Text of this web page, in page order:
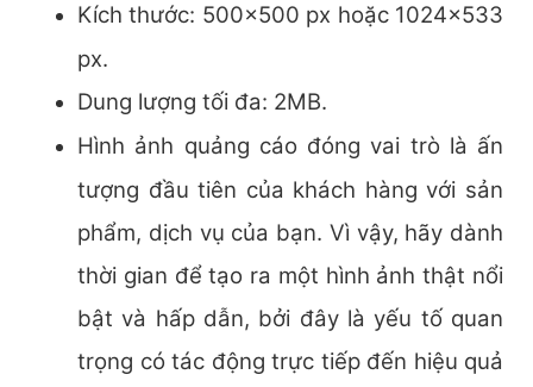
Kích thước: 500×500 px hoặc 1024×533
px.
Dung lượng tối đa: 2MB.
Hình ảnh quảng cáo đóng vai trò là ấn
tượng đầu tiên của khách hàng với sản
phẩm, dịch vụ của bạn. Vì vậy, hãy dành
thời gian để tạo ra một hình ảnh thật nổi
bật và hấp dẫn, bởi đây là yếu tố quan
trọng có tác động trực tiếp đến hiệu quả